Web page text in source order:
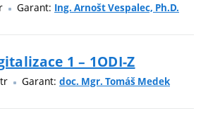
Garant: Ing. Arnošt Vespalec, Ph.D.
1 – 1ODI-Z
Garant: doc. Mgr. Tomáš Medek